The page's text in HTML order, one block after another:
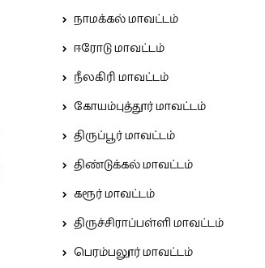
நாமக்கல் மாவட்டம்
ஈரோடு மாவட்டம்
நீலகிரி மாவட்டம்
கோயம்புத்தூர் மாவட்டம்
திருப்பூர் மாவட்டம்
திண்டுக்கல் மாவட்டம்
கரூர் மாவட்டம்
திருச்சிராப்பள்ளி மாவட்டம்
பெரம்பலூர் மாவட்டம்